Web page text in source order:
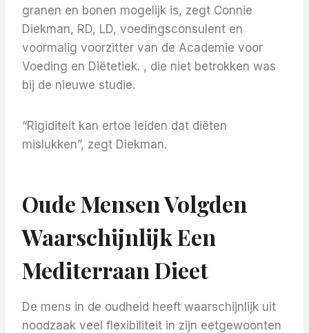
granen en bonen mogelijk is, zegt Connie
Diekman, RD, LD, voedingsconsulent en
voormalig voorzitter van de Academie voor
Voeding en Diëtetiek. , die niet betrokken was
bij de nieuwe studie.
“Rigiditeit kan ertoe leiden dat diëten
mislukken”, zegt Diekman.
Oude Mensen Volgden
Waarschijnlijk Een
Mediterraan Dieet
De mens in de oudheid heeft waarschijnlijk uit
noodzaak veel flexibiliteit in zijn eetgewoonten